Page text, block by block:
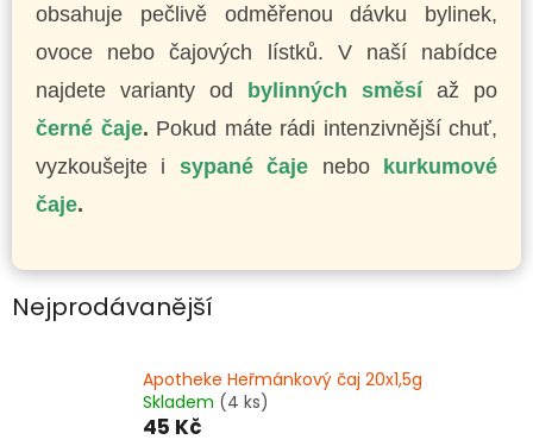
obsahuje pečlivě odměřenou dávku bylinek,
ovoce nebo čajových lístků. V naší nabídce
najdete varianty od bylinných směsíaž po
černé čaje. Pokud máte rádi intenzivnější chuť,
vyzkoušejte i sypané čaje nebo kurkumové
čaje.
Nejprodávanější
Apotheke Heřmánkový čaj 20x1,5g
Skladem (4 ks)
45 Kč